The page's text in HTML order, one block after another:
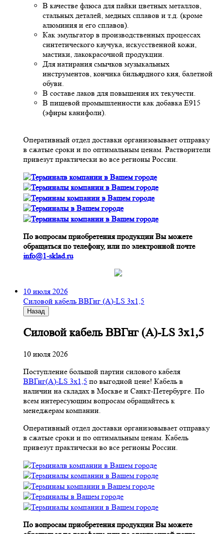
В качестве флюса для пайки цветных металлов,
стальных деталей, медных сплавов и т.д. (кроме
алюминия и его сплавов).
Как эмульгатор в производственных процессах
синтетического каучука, искусственной кожи,
мастики, лакокрасочной продукции.
Для натирания смычков музыкальных
инструментов, кончика бильярдного кия, балетной
обуви.
В составе лаков для повышения их текучести.
В пищевой промышленности как добавка Е915
(эфиры канифоли).
Оперативный отдел доставки организовывает отправку
в сжатые сроки и по оптимальным ценам. Растворители
привезут практически во все регионы России.
По вопросам приобретения продукции Вы можете
обращаться по телефону, или по электронной почте
info@1-sklad.ru
10 июля 2026
Cиловой кабель ВВГнг (A)-LS 3х1,5
Назад
Cиловой кабель ВВГнг (A)-LS 3х1,5
10 июля 2026
Поступление большой партии силового кабеля
ВВГнг(A)-LS 3х1,5 по выгодной цене! Кабель в
наличии на складах в Москве и Санкт-Петербурге. По
всем интересующим вопросам обращайтесь к
менеджерам компании.
Оперативный отдел доставки организовывает отправку
в сжатые сроки и по оптимальным ценам. Кабель
привезут практически во все регионы России.
По вопросам приобретения продукции Вы можете